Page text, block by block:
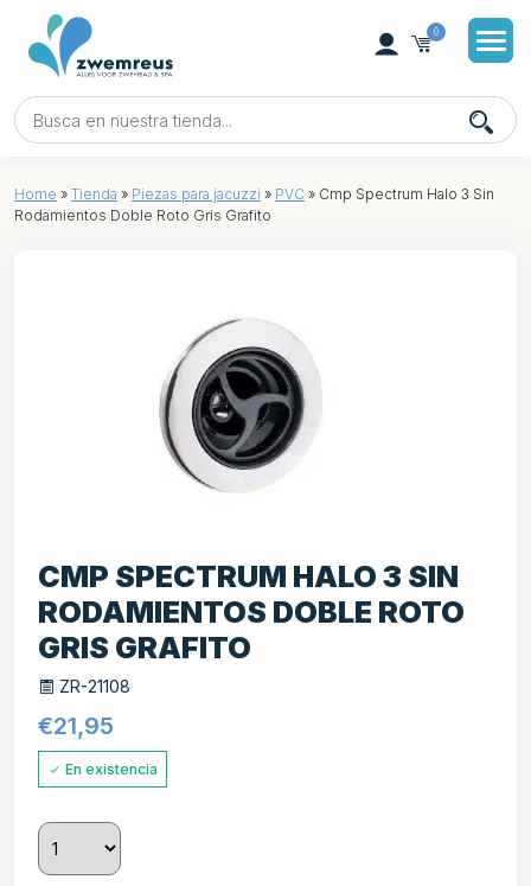
0
Home » Tienda » Piezas para jacuzzi » PVC » Cmp Spectrum Halo 3 Sin
Rodamientos Doble Roto Gris Grafito
CMP SPECTRUM HALO 3 SIN
RODAMIENTOS DOBLE ROTO
GRIS GRAFITO
ZR-21108
€21,95
En existencia